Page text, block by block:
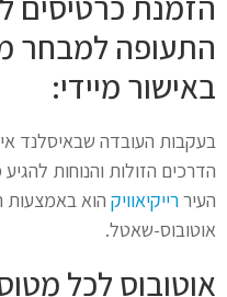
התעופה למבחר
באישור מיידי:
בעקבות העובדה שבאיסלנד
הדרכים הזולות והנוחות
העיררייקיאוויק הוא באמצעות
אוטובוס-שאטל.
אוטובוס לכל